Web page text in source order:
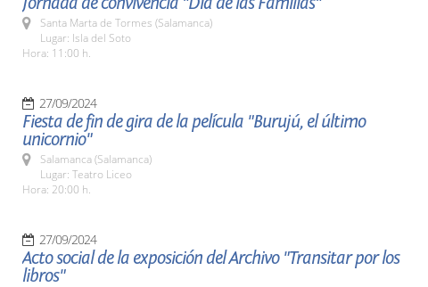
Santa Marta de Tormes (Salamanca)
Lugar: Isla del Soto
Hora: 11:00 h.
27/09/2024
Fiesta de fin de gira de la película "Burujú, el último
unicornio"
Salamanca (Salamanca)
Lugar: Teatro Liceo
Hora: 20:00 h.
27/09/2024
Acto social de la exposición del Archivo "Transitar por los
libros"